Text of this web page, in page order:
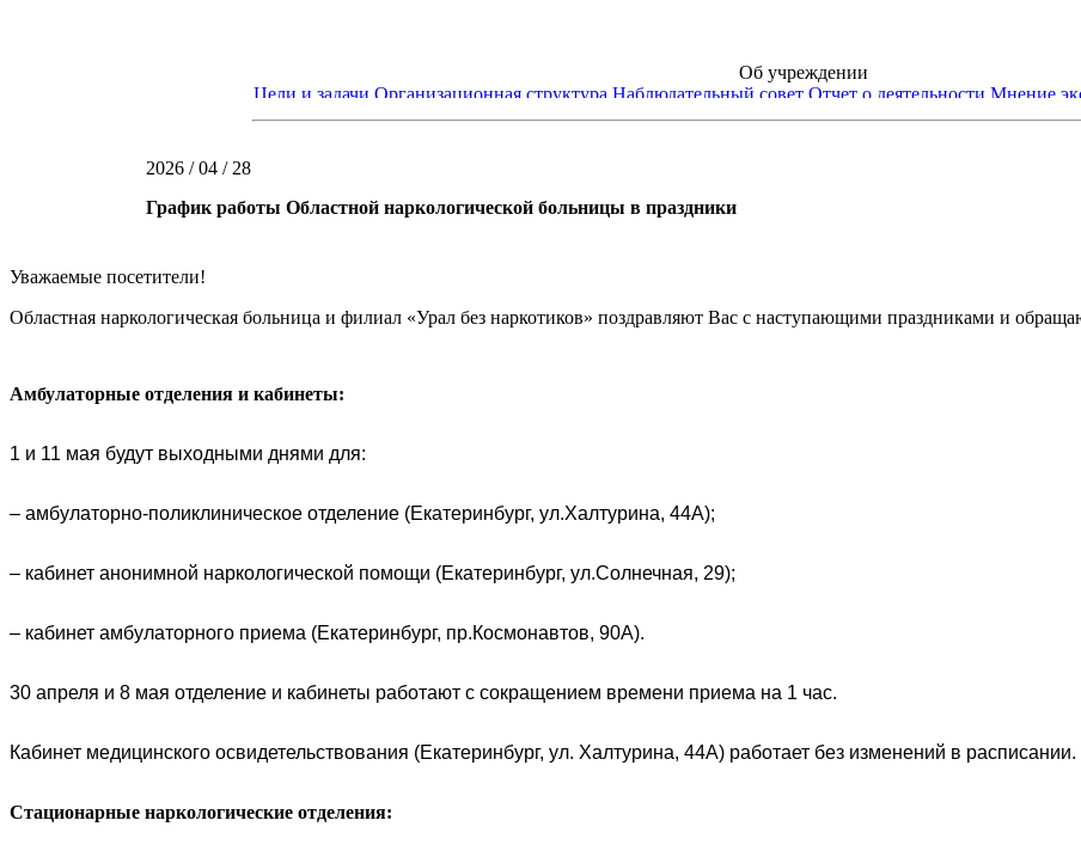
Об учреждении
Цели и задачи Организационная структура Наблюдательный совет Отчет о деятельности Мнение
Пациентам
Наша газета Видеоматериалы
2026 / 04 / 28
График работы Областной наркологической больницы в праздники
Уважаемые посетители!
Областная наркологическая больница и филиал «Урал без наркотиков» поздравляют Вас с наступающими праздниками и
Амбулаторные отделения и кабинеты:
1 и 11 мая будут выходными днями для:
– амбулаторно-поликлиническое отделение (Екатеринбург, ул.Халтурина, 44А);
– кабинет анонимной наркологической помощи (Екатеринбург, ул.Солнечная, 29);
– кабинет амбулаторного приема (Екатеринбург, пр.Космонавтов, 90А).
30 апреля и 8 мая отделение и кабинеты работают с сокращением времени приема на 1 час.
Кабинет медицинского освидетельствования (Екатеринбург, ул. Халтурина, 44А) работает без изменений в расписании.
Стационарные наркологические отделения: